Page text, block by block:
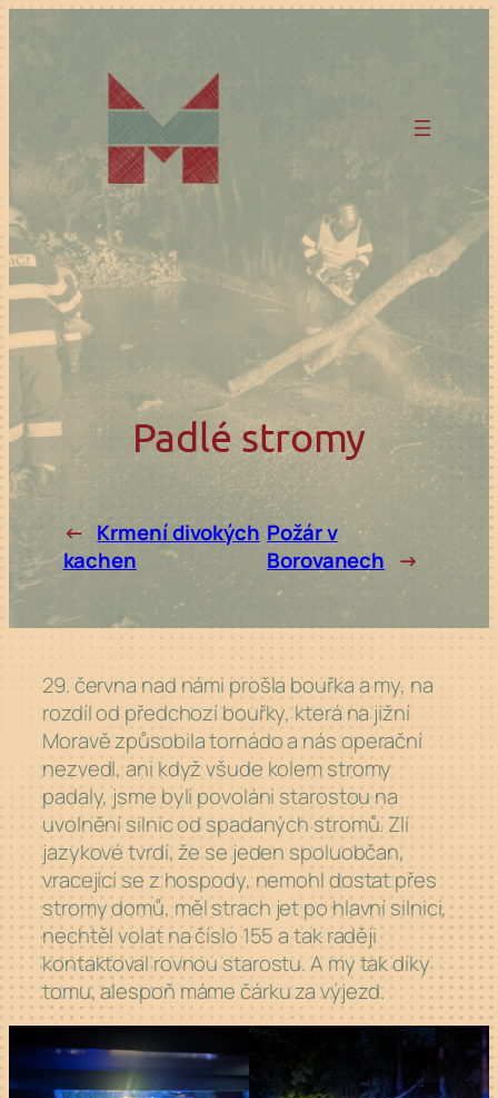
Padlé stromy
← Krmení divokých
kachen
Požár v
Borovanech →
29. června nad námi prošla bouřka a my, na
rozdíl od předchozí bouřky, která na jižní
Moravě způsobila tornádo a nás operační
nezvedl, ani když všude kolem stromy
padaly, jsme byli povoláni starostou na
uvolnění silnic od spadaných stromů. Zlí
jazykové tvrdí, že se jeden spoluobčan,
vracející se z hospody, nemohl dostat přes
stromy domů, měl strach jet po hlavní silnici,
nechtěl volat na číslo 155 a tak raději
kontaktoval rovnou starostu. A my tak díky
tomu, alespoň máme čárku za výjezd.